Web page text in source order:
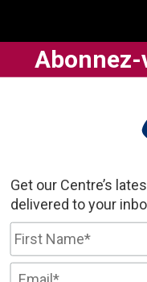
PCTM
Get our Centre’s
delivered to your